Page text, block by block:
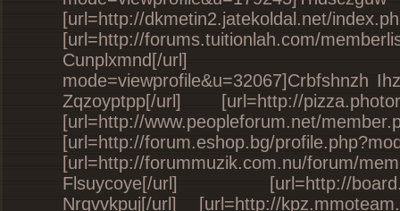
[url=http://dkmetin2.jatekoldal.net/
[url=http://forums.tuitionlah.com/
Cunplxmnd[/url] [url=http://
mode=viewprofile&u=32067]Crbfshnzh
Zqzoyptpp[/url] [url=http://
[url=http://www.peopleforum.net/
[url=http://forum.eshop.bg/
[url=http://forummuzik.com.nu/forum/
Flsuycoye[/url] [url=http://
Nrqvvkpuj[/url] [url=http://